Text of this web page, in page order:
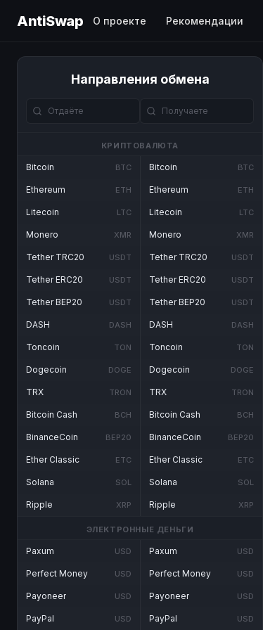
AntiSwap О проекте Рекомендации
Направления обмена
КРИПТОВАЛЮТА
Bitcoin BTC
Ethereum ETH
Litecoin LTC
Monero XMR
Tether TRC20 USDT
Tether ERC20 USDT
Tether BEP20 USDT
DASH DASH
Toncoin TON
Dogecoin DOGE
TRX TRON
Bitcoin Cash BCH
BinanceCoin BEP20
Ether Classic ETC
Solana SOL
Ripple XRP
Bitcoin BTC
Ethereum ETH
Litecoin LTC
Monero XMR
Tether TRC20 USDT
Tether ERC20 USDT
Tether BEP20 USDT
DASH DASH
Toncoin TON
Dogecoin DOGE
TRX TRON
Bitcoin Cash BCH
BinanceCoin BEP20
Ether Classic ETC
Solana SOL
Ripple XRP
ЭЛЕКТРОННЫЕ ДЕНЬГИ
Paxum USD
Perfect Money USD
Payoneer USD
PayPal USD
Paxum USD
Perfect Money USD
Payoneer USD
PayPal USD